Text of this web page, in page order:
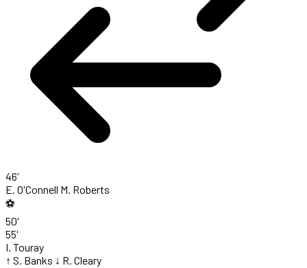
46'
E. O'Connell M. Roberts
⚽
50'
55'
I. Touray
↑ S. Banks ↓ R. Cleary